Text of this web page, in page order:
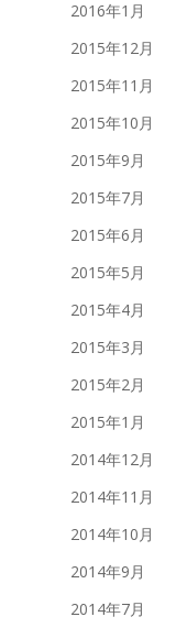
2016年1月
2015年12月
2015年11月
2015年10月
2015年9月
2015年7月
2015年6月
2015年5月
2015年4月
2015年3月
2015年2月
2015年1月
2014年12月
2014年11月
2014年10月
2014年9月
2014年7月